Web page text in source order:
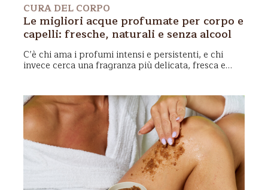
CURA DEL CORPO
Le migliori acque profumate per corpo e
capelli: fresche, naturali e senza alcool
C’è chi ama i profumi intensi e persistenti, e chi
invece cerca una fragranza più delicata, frescae
profumate corpo e capelli: formule impalpabili e
rinfrescanti che non si limitano a profumare, ma
trasformano un gesto quotidiano in un piccolo
rituale di benessere.